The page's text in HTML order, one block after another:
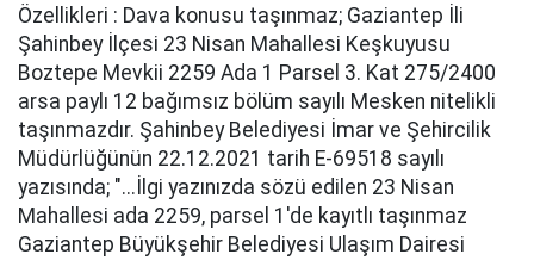
Özellikleri : Dava konusu taşınmaz; Gaziantep İli
Şahinbey İlçesi 23 Nisan Mahallesi Keşkuyusu
Boztepe Mevkii 2259 Ada 1 Parsel 3. Kat 275/2400
arsa paylı 12 bağımsız bölüm sayılı Mesken nitelikli
taşınmazdır. Şahinbey Belediyesi İmar ve Şehircilik
Müdürlüğünün 22.12.2021 tarih E-69518 sayılı
yazısında; "...İlgi yazınızda sözü edilen 23 Nisan
Mahallesi ada 2259, parsel 1'de kayıtlı taşınmaz
Gaziantep Büyükşehir Belediyesi Ulaşım Dairesi